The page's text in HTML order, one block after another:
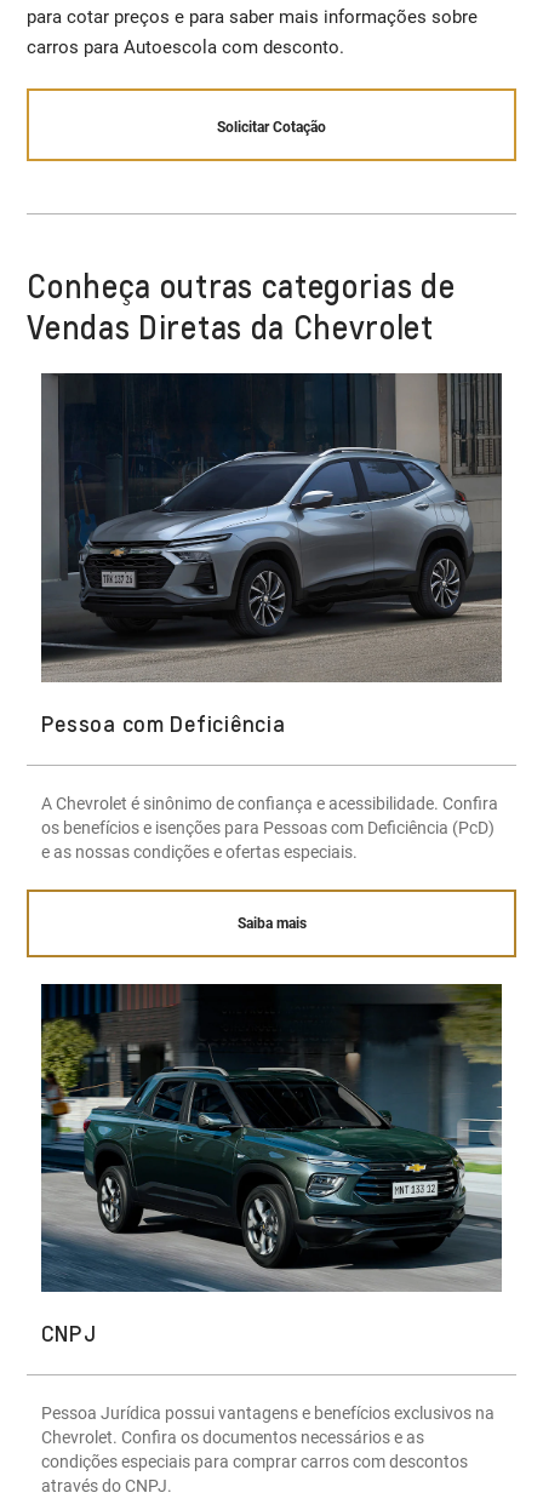
para cotar preços e para saber mais informações sobre
carros para Autoescola com desconto.
Solicitar Cotação
Conheça outras categorias de
Vendas Diretas da Chevrolet
Pessoa com Deficiência
A Chevrolet é sinônimo de confiança e acessibilidade. Confira
os benefícios e isenções para Pessoas com Deficiência (PcD)
e as nossas condições e ofertas especiais.
Saiba mais
CNPJ
Pessoa Jurídica possui vantagens e benefícios exclusivos na
Chevrolet. Confira os documentos necessários e as
condições especiais para comprar carros com descontos
através do CNPJ.